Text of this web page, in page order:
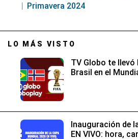
Primavera 2024
LO MÁS VISTO
TV Globo te llevó
Brasil en el
Inauguración de
EN VIVO: hora,